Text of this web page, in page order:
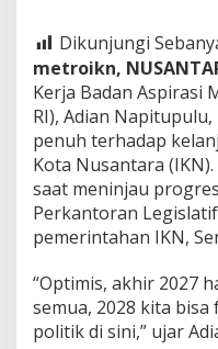
Dikunjungi
metroikn,
Kerja Badan Aspirasi
RI), Adian
penuh terhadap
Kota Nusantara
saat meninjau
Perkantoran
pemerintahan IKN,
“Optimis, akhir 2027
semua, 2028 kita
politik di sini,” ujar